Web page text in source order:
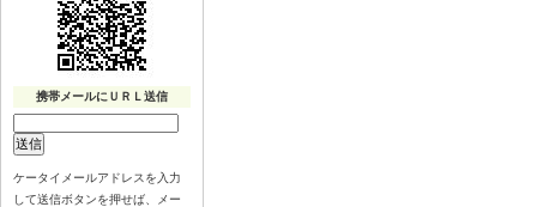
携帯メールにＵＲＬ送信
ケータイメールアドレスを入力
して送信ボタンを押せば、メー